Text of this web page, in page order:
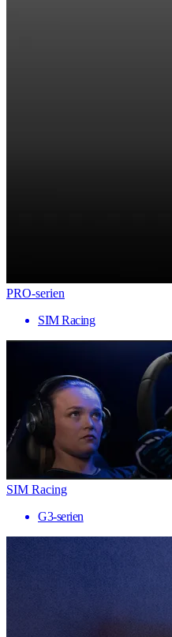
PRO-serien
SIM Racing
SIM Racing
G3-serien